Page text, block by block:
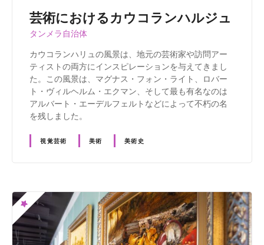
芸術におけるカウコランハルジュ
タンメラ自治体
カウコランハリュの風景は、地元の芸術家や訪問アー
ティストの両方にインスピレーションを与えてきまし
た。この風景は、マグナス・フォン・ライト、ロバー
ト・ヴィルヘルム・エクマン、そして最も有名なのは
アルバート・エーデルフェルトなどによって不朽の名
を残しました。
視覚芸術 美術 美術史